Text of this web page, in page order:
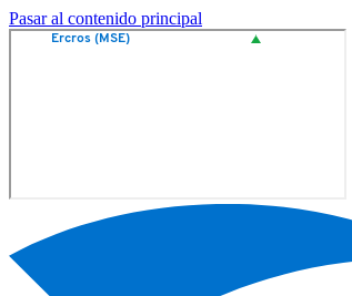
Pasar al contenido principal